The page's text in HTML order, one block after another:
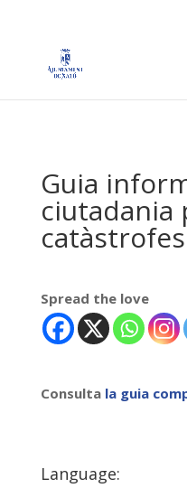
Guia
ciutadania
Spread the love
Consulta la guia
Language: